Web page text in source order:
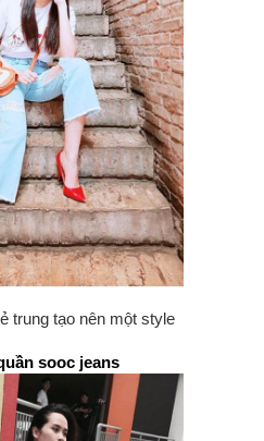
trung tạo nên một style
sooc jeans